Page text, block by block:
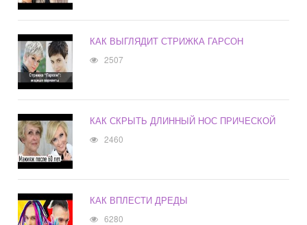
КАК ВЫГЛЯДИТ СТРИЖКА ГАРСОН
2507
КАК СКРЫТЬ ДЛИННЫЙ НОС ПРИЧЕСКОЙ
2460
КАК ВПЛЕСТИ ДРЕДЫ
6280